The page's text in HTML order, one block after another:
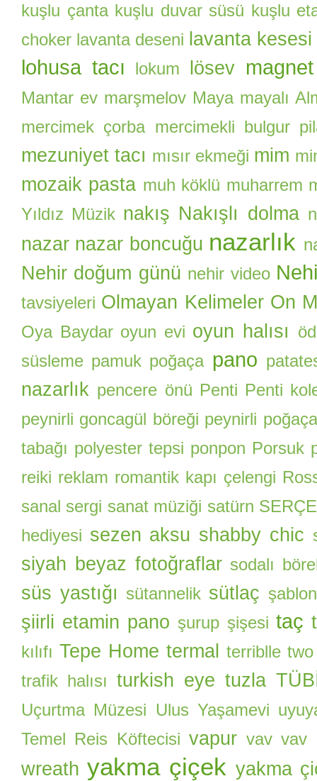
kuşlu çanta kuşlu duvar süsü kuşlu
choker lavanta deseni lavanta kesesi
lohusa tacı lokum lösev magnet
Mantar ev marşmelov Maya mayalı
mercimek çorba mercimekli bulgur
mezuniyet tacı mısır ekmeği mim
mozaik pasta muh köklü muharrem
Yıldız Müzik nakış Nakışlı dolma
nazar nazar boncuğu nazarlık
Nehir doğum günü nehir video
tavsiyeleri Olmayan Kelimeler On
Oya Baydar oyun evi oyun halısı
süsleme pamuk poğaça pano
nazarlık pencere önü Penti Penti
peynirli goncagül böreği peynirli poğaça
tabağı polyester tepsi ponpon Porsuk
reiki reklam romantik kapı çelengi
sanal sergi sanat müziği satürn
hediyesi sezen aksu shabby chic
siyah beyaz fotoğraflar sodalı
süs yastığı sütannelik sütlaç
şiirli etamin pano şurup şişesi taç
kılıfı Tepe Home termal
terriblle two
trafik halısı turkish eye tuzla
Uçurtma Müzesi Ulus Yaşamevi
Temel Reis Köftecisi vapur vav vav
wreath yakma çiçek yakma